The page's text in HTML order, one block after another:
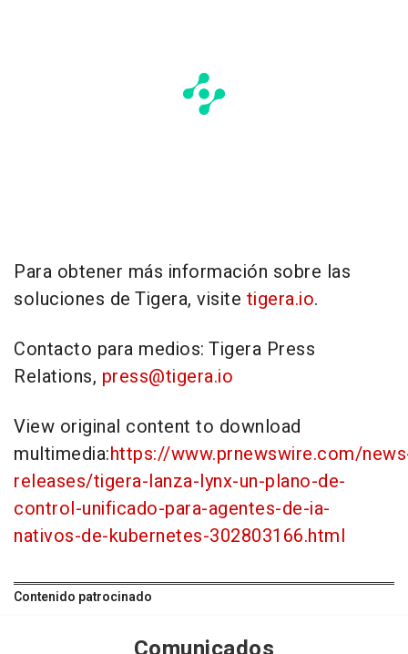
Para obtener más información sobre las
soluciones de Tigera, visite tigera.io.
Contacto para medios: Tigera Press
Relations, press@tigera.io
View original content to download
multimedia:https://www.prnewswire.com/
releases/tigera-lanza-lynx-un-plano-de-
control-unificado-para-agentes-de-ia-
nativos-de-kubernetes-302803166.html
Contenido patrocinado